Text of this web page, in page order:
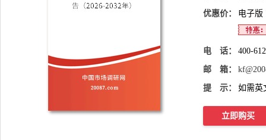
优惠价： 电子版
电 话： 400-
邮 箱：
提 示： 如需英
立即购买